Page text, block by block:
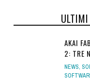
AKAI
2: TRE
NEWS,